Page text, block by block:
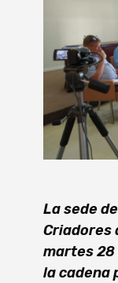
La sede
Criadores
martes 28
la cadena